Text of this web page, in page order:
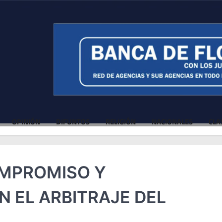
OPINIÓN DIFUNTOS RELIGIÓN NACIONALES
Y
EL ARBITRAJE DEL